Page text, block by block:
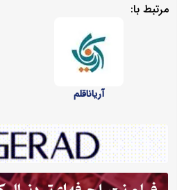
مرتبط با:
آریاناقلم